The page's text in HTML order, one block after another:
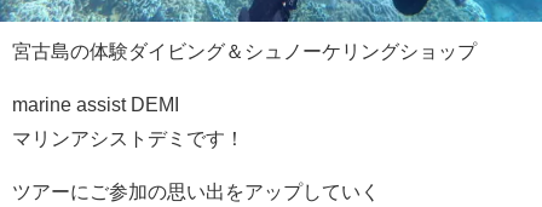
宮古島の体験ダイビング＆シュノーケリングショップ
marine assist DEMI
マリンアシストデミです！
ツアーにご参加の思い出をアップしていく